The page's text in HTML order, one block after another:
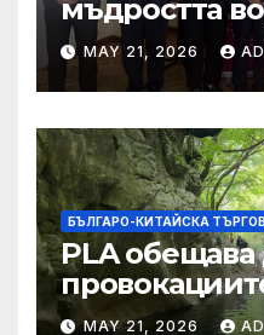
мъдростта
MAY 21, 2026
БЪЛГАРО-КИТАЙСКА
PLA обещава
MAY 21, 2026